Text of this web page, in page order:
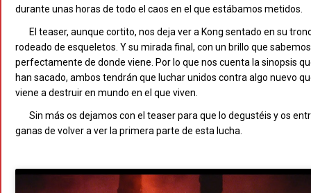
durante unas horas de todo el caos en el que estábamos metidos.
El teaser, aunque cortito, nos deja ver a Kong sentado en su
rodeado de esqueletos. Y su mirada final, con un brillo que sabemos
perfectamente de donde viene. Por lo que nos cuenta la sinopsis
han sacado, ambos tendrán que luchar unidos contra algo nuevo
viene a destruir en mundo en el que viven.
Sin más os dejamos con el teaser para que lo degustéis y os
ganas de volver a ver la primera parte de esta lucha.